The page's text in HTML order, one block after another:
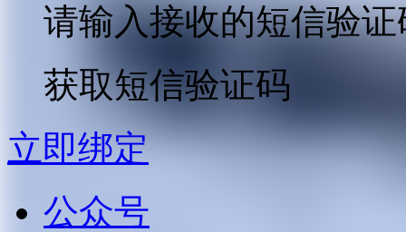
请输入接收的短信验证
获取短信验证码
立即绑定
公众号